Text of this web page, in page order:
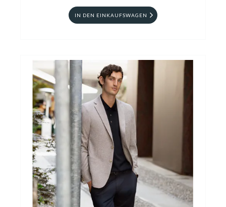
IN DEN EINKAUFSWAGEN